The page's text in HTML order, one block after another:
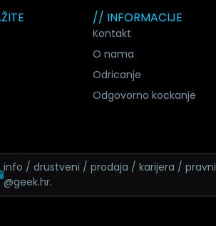
// INFORMACIJE
Kontakt
O nama
Odricanje
Odgovorno kockanje
info / drustveni / prodaja / karijera / pravni
@geek.hr.